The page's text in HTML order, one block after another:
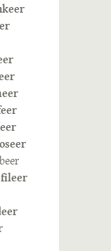
fileer